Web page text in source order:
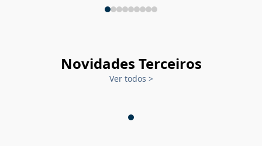
Novidades Terceiros
Ver todos >